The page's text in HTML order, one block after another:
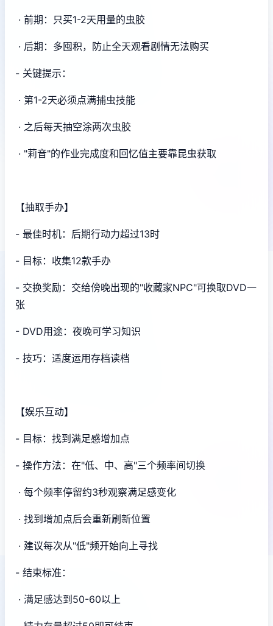
· 前期：只买1-2天用量的虫胶
· 后期：多囤积，防止全天观看剧情无法购买
- 关键提示：
· 第1-2天必须点满捕虫技能
· 之后每天抽空涂两次虫胶
· "莉音"的作业完成度和回忆值主要靠昆虫获取
【抽取手办】
- 最佳时机：后期行动力超过13时
- 目标：收集12款手办
- 交换奖励：交给傍晚出现的"收藏家NPC"可换取DVD一
张
- DVD用途：夜晚可学习知识
- 技巧：适度运用存档读档
【娱乐互动】
- 目标：找到满足感增加点
- 操作方法：在"低、中、高"三个频率间切换
· 每个频率停留约3秒观察满足感变化
· 找到增加点后会重新刷新位置
· 建议每次从"低"频开始向上寻找
- 结束标准：
· 满足感达到50-60以上